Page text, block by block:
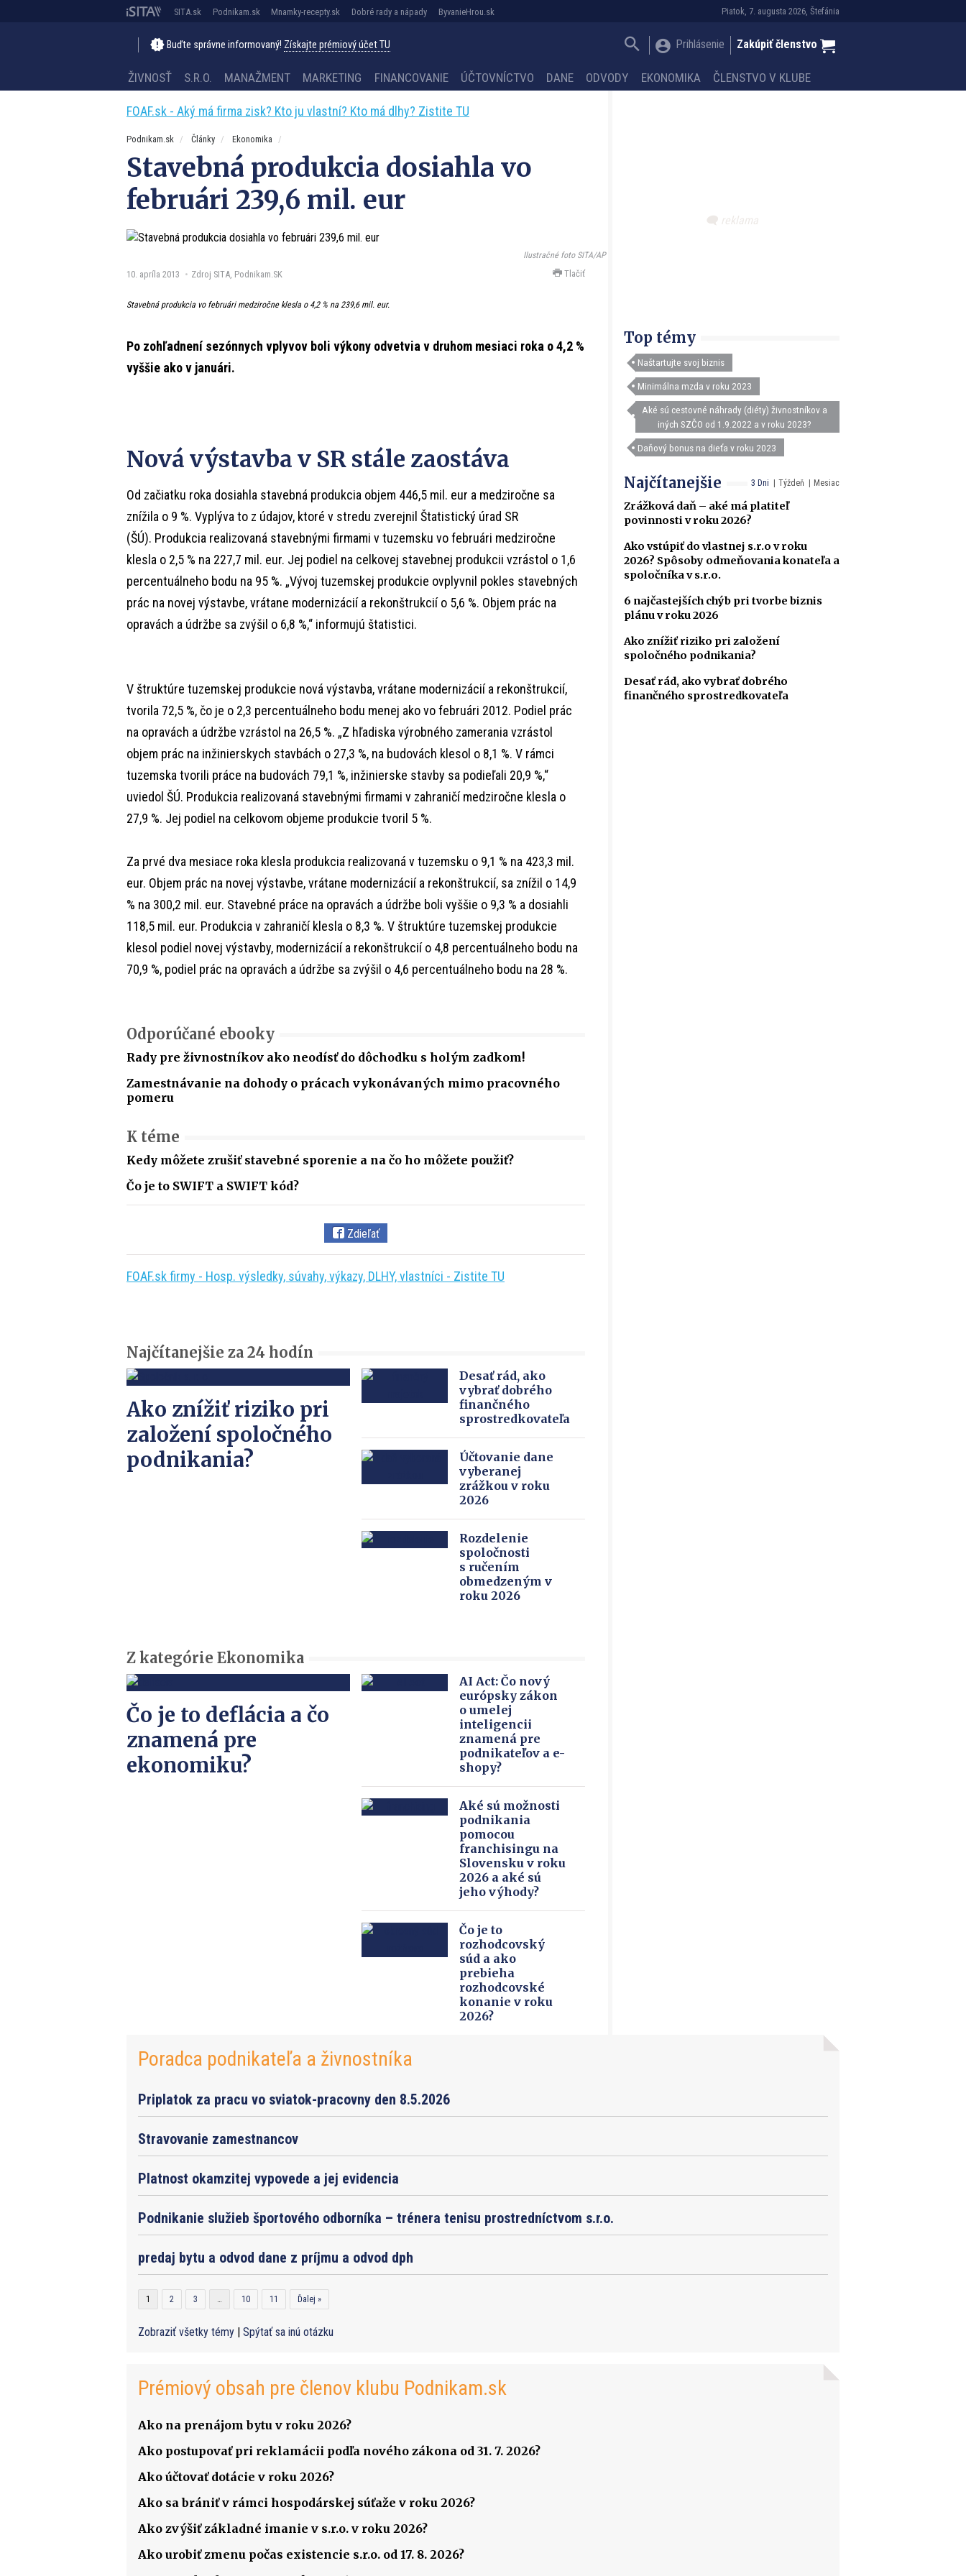
Piatok, 7. augusta 2026, Štefánia
SITA.sk Podnikam.sk Mnamky-recepty.sk Dobré rady a nápady ByvanieHrou.sk
Buďte správne informovaný! Získajte prémiový účet TU Prihlásenie Zakúpiť členstvo
ŽIVNOSŤ S.R.O. MANAŽMENT MARKETING FINANCOVANIE ÚČTOVNÍCTVO DANE ODVODY EKONOMIKA ČLENSTVO V KLUBE
FOAF.sk - Aký má firma zisk? Kto ju vlastní? Kto má dlhy? Zistite TU
Podnikam.sk Články Ekonomika
Stavebná produkcia dosiahla vo
februári 239,6 mil. eur
Ilustračné foto SITA/AP
10. apríla 2013 Zdroj SITA, Podnikam.SK Tlačiť
Stavebná produkcia vo februári medziročne klesla o 4,2 % na 239,6 mil. eur.
Po zohľadnení sezónnych vplyvov boli výkony odvetvia v druhom mesiaci roka o 4,2 %
vyššie ako v januári.
Nová výstavba v SR stále zaostáva
Od začiatku roka dosiahla stavebná produkcia objem 446,5 mil. eur a medziročne sa
znížila o 9 %. Vyplýva to z údajov, ktoré v stredu zverejnil Štatistický úrad SR
(ŠÚ). Produkcia realizovaná stavebnými firmami v tuzemsku vo februári medziročne
klesla o 2,5 % na 227,7 mil. eur. Jej podiel na celkovej stavebnej produkcii vzrástol o 1,6
percentuálneho bodu na 95 %. „Vývoj tuzemskej produkcie ovplyvnil pokles stavebných
prác na novej výstavbe, vrátane modernizácií a rekonštrukcií o 5,6 %. Objem prác na
opravách a údržbe sa zvýšil o 6,8 %,“ informujú štatistici.
V štruktúre tuzemskej produkcie nová výstavba, vrátane modernizácií a rekonštrukcií,
tvorila 72,5 %, čo je o 2,3 percentuálneho bodu menej ako vo februári 2012. Podiel prác
na opravách a údržbe vzrástol na 26,5 %. „Z hľadiska výrobného zamerania vzrástol
objem prác na inžinierskych stavbách o 27,3 %, na budovách klesol o 8,1 %. V rámci
tuzemska tvorili práce na budovách 79,1 %, inžinierske stavby sa podieľali 20,9 %,“
uviedol ŠÚ. Produkcia realizovaná stavebnými firmami v zahraničí medziročne klesla o
27,9 %. Jej podiel na celkovom objeme produkcie tvoril 5 %.
Za prvé dva mesiace roka klesla produkcia realizovaná v tuzemsku o 9,1 % na 423,3 mil.
eur. Objem prác na novej výstavbe, vrátane modernizácií a rekonštrukcií, sa znížil o 14,9
% na 300,2 mil. eur. Stavebné práce na opravách a údržbe boli vyššie o 9,3 % a dosiahli
118,5 mil. eur. Produkcia v zahraničí klesla o 8,3 %. V štruktúre tuzemskej produkcie
klesol podiel novej výstavby, modernizácií a rekonštrukcií o 4,8 percentuálneho bodu na
70,9 %, podiel prác na opravách a údržbe sa zvýšil o 4,6 percentuálneho bodu na 28 %.
Odporúčané ebooky
Rady pre živnostníkov ako neodísť do dôchodku s holým zadkom!
Zamestnávanie na dohody o prácach vykonávaných mimo pracovného
pomeru
K téme
Kedy môžete zrušiť stavebné sporenie a na čo ho môžete použiť?
Čo je to SWIFT a SWIFT kód?
Zdieľať
FOAF.sk firmy - Hosp. výsledky, súvahy, výkazy, DLHY, vlastníci - Zistite TU
Top témy
Naštartujte svoj biznis
Minimálna mzda v roku 2023
Aké sú cestovné náhrady (diéty) živnostníkov a
iných SZČO od 1.9.2022 a v roku 2023?
Daňový bonus na dieťa v roku 2023
3 Dni Týždeň Mesiac
Najčítanejšie
Zrážková daň – aké má platiteľ
povinnosti v roku 2026?
Ako vstúpiť do vlastnej s.r.o v roku
2026? Spôsoby odmeňovania konateľa a
spoločníka v s.r.o.
6 najčastejších chýb pri tvorbe biznis
plánu v roku 2026
Ako znížiť riziko pri založení
spoločného podnikania?
Desať rád, ako vybrať dobrého
finančného sprostredkovateľa
Najčítanejšie za 24 hodín
Ako znížiť riziko pri
založení spoločného
podnikania?
Desať rád, ako
vybrať dobrého
finančného
sprostredkovateľa
Účtovanie dane
vyberanej
zrážkou v roku
2026
Rozdelenie
spoločnosti
s ručením
obmedzeným v
roku 2026
Z kategórie Ekonomika
Čo je to deflácia a čo
znamená pre
ekonomiku?
AI Act: Čo nový
európsky zákon
o umelej
inteligencii
znamená pre
podnikateľov a e-
shopy?
Aké sú možnosti
podnikania
pomocou
franchisingu na
Slovensku v roku
2026 a aké sú
jeho výhody?
Čo je to
rozhodcovský
súd a ako
prebieha
rozhodcovské
konanie v roku
2026?
Poradca podnikateľa a živnostníka
Priplatok za pracu vo sviatok-pracovny den 8.5.2026
Stravovanie zamestnancov
Platnost okamzitej vypovede a jej evidencia
Podnikanie služieb športového odborníka – trénera tenisu prostredníctvom s.r.o.
predaj bytu a odvod dane z príjmu a odvod dph
1 2 3 … 10 11 Ďalej »
Zobraziť všetky témy Spýtať sa inú otázku
Prémiový obsah pre členov klubu Podnikam.sk
Ako na prenájom bytu v roku 2026?
Ako postupovať pri reklamácii podľa nového zákona od 31. 7. 2026?
Ako účtovať dotácie v roku 2026?
Ako sa brániť v rámci hospodárskej súťaže v roku 2026?
Ako zvýšiť základné imanie v s.r.o. v roku 2026?
Ako urobiť zmenu počas existencie s.r.o. od 17. 8. 2026?